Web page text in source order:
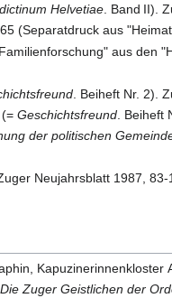
Helvetiae Band II).
(Separatdruck aus
aus den
. Beiheft Nr. 2).
(=Geschichtsfreund .
der politischen
Neujahrsblatt 1987, 83-
Kapuzinerinnenkloster
Die Zuger Geistlichen der